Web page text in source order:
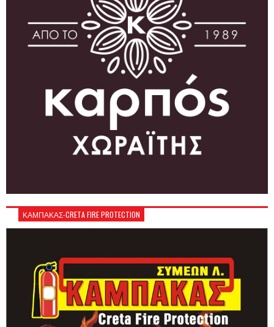
ΚΑΜΠΑΚΑΣ-CRETA FIRE PROTECTION